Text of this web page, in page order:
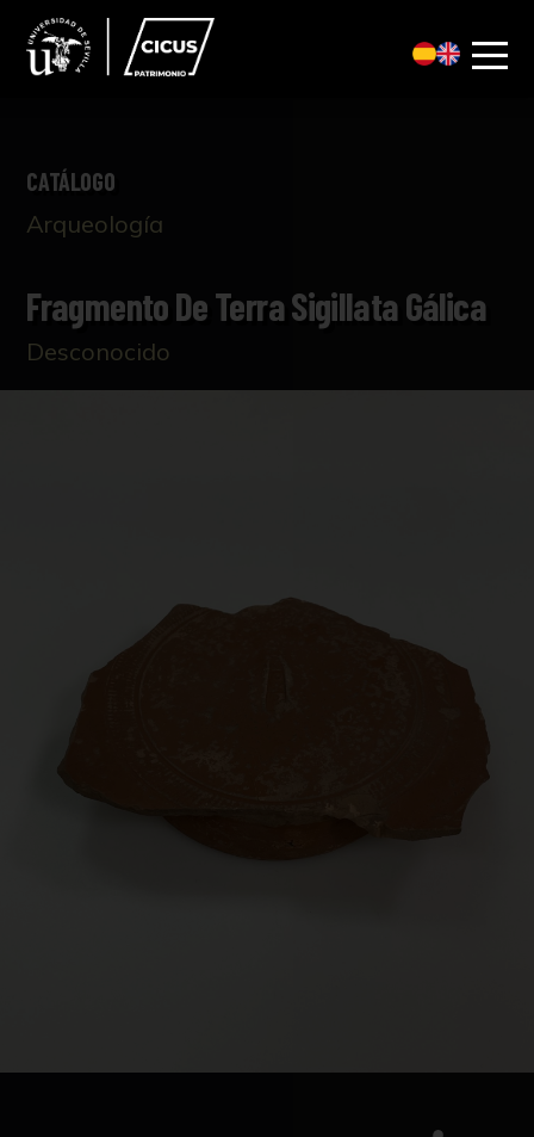
CATÁLOGO
Arqueología
Fragmento De Terra Sigillata Gálica
Desconocido